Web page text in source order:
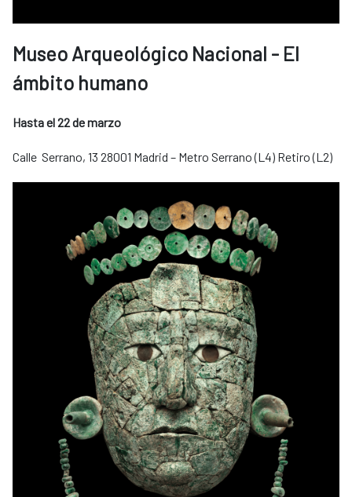
Museo Arqueológico Nacional - El
ámbito humano
Hasta el 22 de marzo
Calle Serrano, 13 28001 Madrid – Metro Serrano (L4) Retiro (L2)